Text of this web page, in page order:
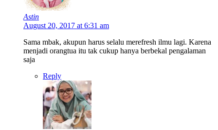
Astin
August 20, 2017 at 6:31 am
Sama mbak, akupun harus selalu merefresh ilmu lagi. Karena
menjadi orangtua itu tak cukup hanya berbekal pengalaman
saja
Reply